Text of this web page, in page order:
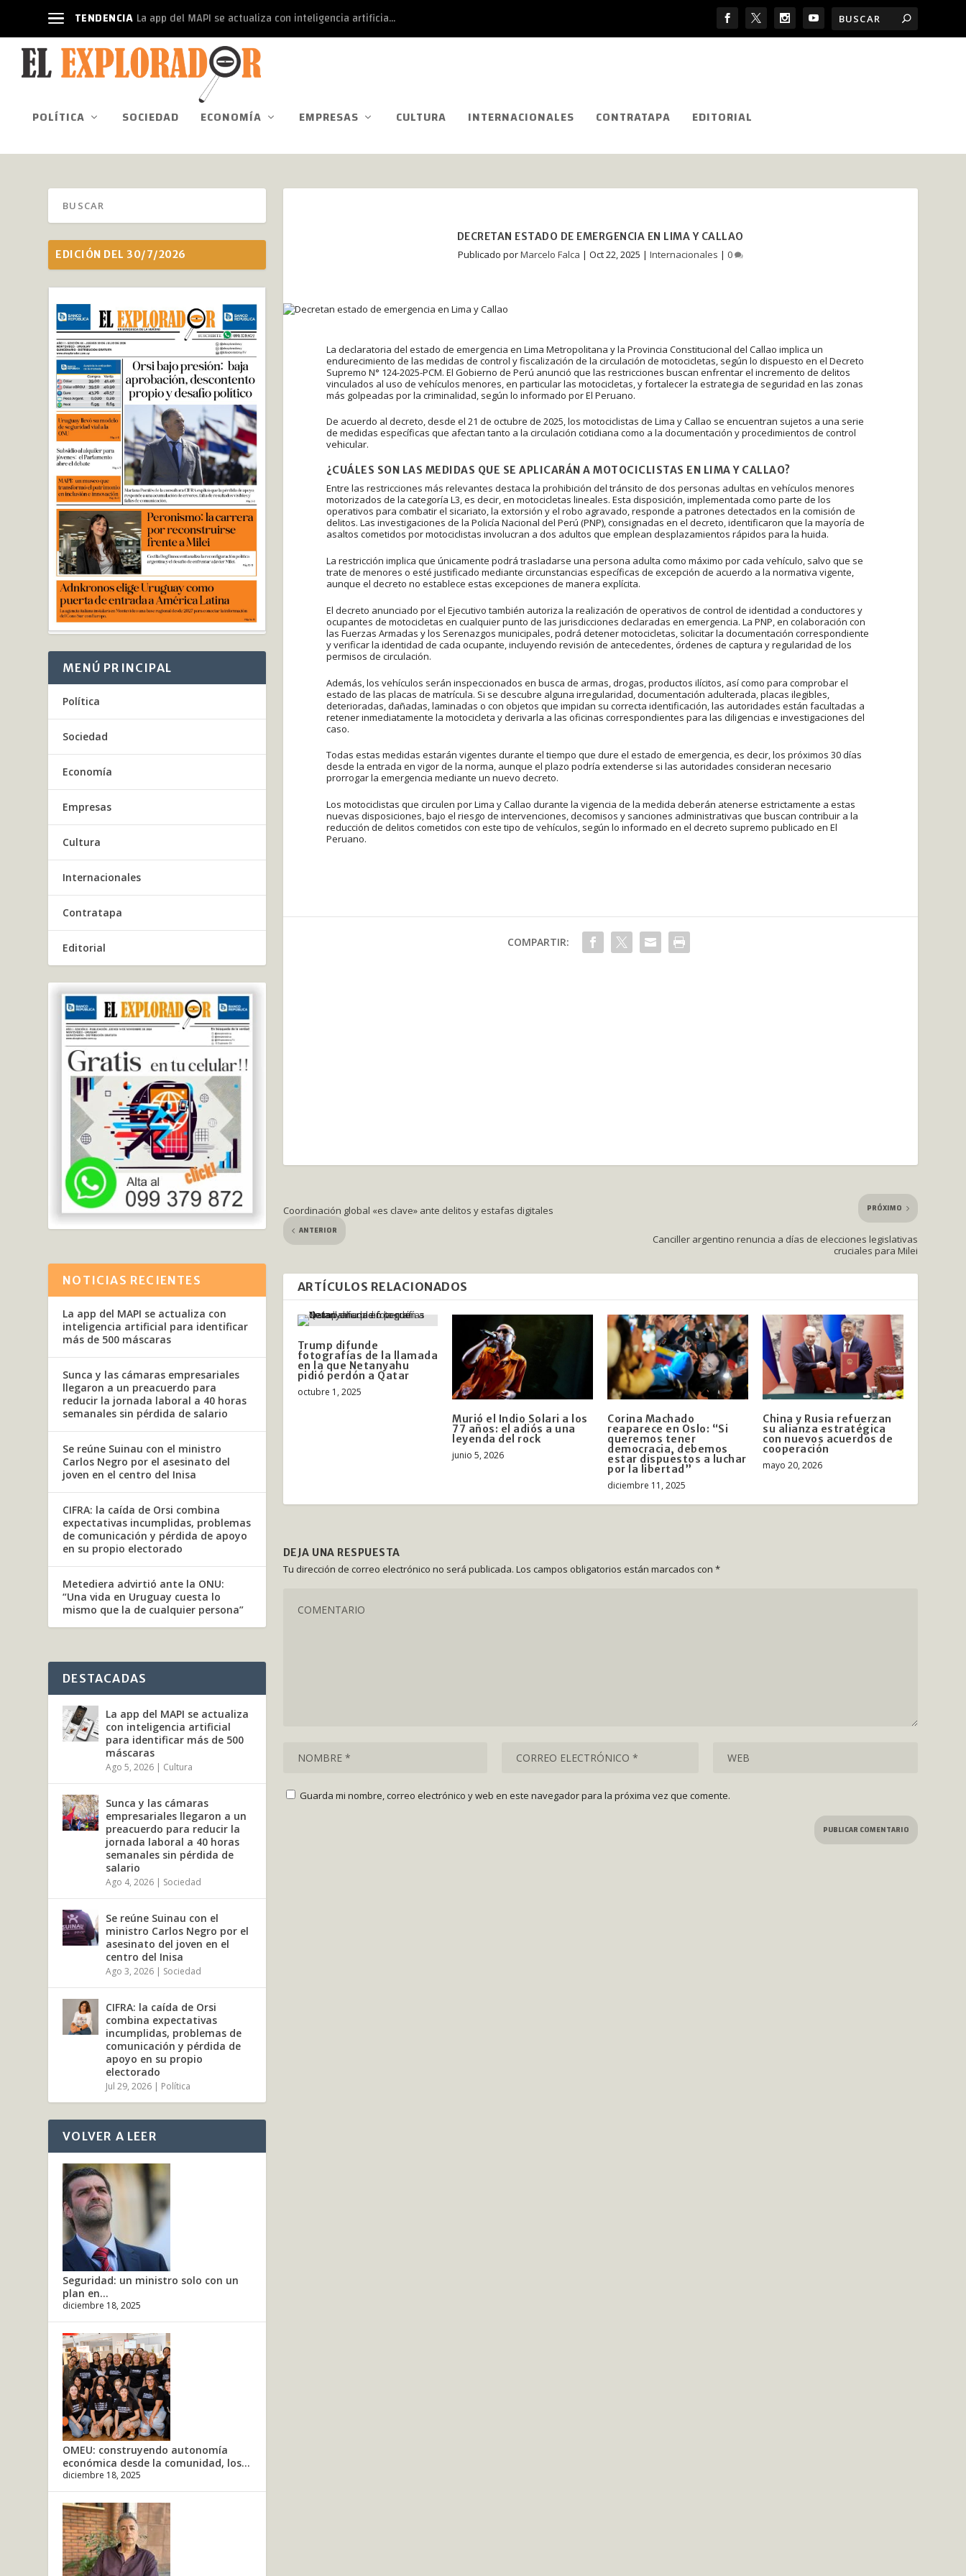
TENDENCIA La app del MAPI se actualiza con inteligencia artificia...
POLÍTICA SOCIEDAD ECONOMÍA EMPRESAS CULTURA INTERNACIONALES CONTRATAPA EDITORIAL
DECRETAN ESTADO DE EMERGENCIA EN LIMA Y CALLAO
Publicado porMarcelo Falca | Oct 22, 2025 | Internacionales | 0
La declaratoria del estado de emergencia en Lima Metropolitana y la Provincia Constitucional del Callao implica un
endurecimiento de las medidas de control y fiscalización de la circulación de motocicletas, según lo dispuesto en el Decreto
Supremo N° 124-2025-PCM. El Gobierno de Perú anunció que las restricciones buscan enfrentar el incremento de delitos
vinculados al uso de vehículos menores, en particular las motocicletas, y fortalecer la estrategia de seguridad en las zonas
más golpeadas por la criminalidad, según lo informado por El Peruano.
De acuerdo al decreto, desde el 21 de octubre de 2025, los motociclistas de Lima y Callao se encuentran sujetos a una serie
de medidas específicas que afectan tanto a la circulación cotidiana como a la documentación y procedimientos de control
vehicular.
¿CUÁLES SON LAS MEDIDAS QUE SE APLICARÁN A MOTOCICLISTAS EN LIMA Y CALLAO?
Entre las restricciones más relevantes destaca la prohibición del tránsito de dos personas adultas en vehículos menores
motorizados de la categoría L3, es decir, en motocicletas lineales. Esta disposición, implementada como parte de los
operativos para combatir el sicariato, la extorsión y el robo agravado, responde a patrones detectados en la comisión de
delitos. Las investigaciones de la Policía Nacional del Perú (PNP), consignadas en el decreto, identificaron que la mayoría de
asaltos cometidos por motociclistas involucran a dos adultos que emplean desplazamientos rápidos para la huida.
La restricción implica que únicamente podrá trasladarse una persona adulta como máximo por cada vehículo, salvo que se
trate de menores o esté justificado mediante circunstancias específicas de excepción de acuerdo a la normativa vigente,
aunque el decreto no establece estas excepciones de manera explícita.
El decreto anunciado por el Ejecutivo también autoriza la realización de operativos de control de identidad a conductores y
ocupantes de motocicletas en cualquier punto de las jurisdicciones declaradas en emergencia. La PNP, en colaboración con
las Fuerzas Armadas y los Serenazgos municipales, podrá detener motocicletas, solicitar la documentación correspondiente
y verificar la identidad de cada ocupante, incluyendo revisión de antecedentes, órdenes de captura y regularidad de los
permisos de circulación.
Además, los vehículos serán inspeccionados en busca de armas, drogas, productos ilícitos, así como para comprobar el
estado de las placas de matrícula. Si se descubre alguna irregularidad, documentación adulterada, placas ilegibles,
deterioradas, dañadas, laminadas o con objetos que impidan su correcta identificación, las autoridades están facultadas a
retener inmediatamente la motocicleta y derivarla a las oficinas correspondientes para las diligencias e investigaciones del
caso.
Todas estas medidas estarán vigentes durante el tiempo que dure el estado de emergencia, es decir, los próximos 30 días
desde la entrada en vigor de la norma, aunque el plazo podría extenderse si las autoridades consideran necesario
prorrogar la emergencia mediante un nuevo decreto.
Los motociclistas que circulen por Lima y Callao durante la vigencia de la medida deberán atenerse estrictamente a estas
nuevas disposiciones, bajo el riesgo de intervenciones, decomisos y sanciones administrativas que buscan contribuir a la
reducción de delitos cometidos con este tipo de vehículos, según lo informado en el decreto supremo publicado en El
Peruano.
COMPARTIR:
Coordinación global «es clave» ante delitos y estafas digitales
ANTERIOR
PRÓXIMO
Canciller argentino renuncia a días de elecciones legislativas
cruciales para Milei
ARTÍCULOS RELACIONADOS
Trump difunde
fotografías de la llamada
en la que Netanyahu
pidió perdón a Qatar
octubre 1, 2025
Murió el Indio Solari a los
77 años: el adiós a una
leyenda del rock
junio 5, 2026
Corina Machado
reaparece en Oslo: “Si
queremos tener
democracia, debemos
estar dispuestos a luchar
por la libertad”
diciembre 11, 2025
China y Rusia refuerzan
su alianza estratégica
con nuevos acuerdos de
cooperación
mayo 20, 2026
DEJA UNA RESPUESTA
Tu dirección de correo electrónico no será publicada. Los campos obligatorios están marcados con *
Guarda mi nombre, correo electrónico y web en este navegador para la próxima vez que comente.
EDICIÓN DEL 30/7/2026
MENÚ PRINCIPAL
Política
Sociedad
Economía
Empresas
Cultura
Internacionales
Contratapa
Editorial
NOTICIAS RECIENTES
La app del MAPI se actualiza con
inteligencia artificial para identificar
más de 500 máscaras
Sunca y las cámaras empresariales
llegaron a un preacuerdo para
reducir la jornada laboral a 40 horas
semanales sin pérdida de salario
Se reúne Suinau con el ministro
Carlos Negro por el asesinato del
joven en el centro del Inisa
CIFRA: la caída de Orsi combina
expectativas incumplidas, problemas
de comunicación y pérdida de apoyo
en su propio electorado
Metediera advirtió ante la ONU:
“Una vida en Uruguay cuesta lo
mismo que la de cualquier persona”
DESTACADAS
La app del MAPI se actualiza
con inteligencia artificial
para identificar más de 500
máscaras
Ago 5, 2026 | Cultura
Sunca y las cámaras
empresariales llegaron a un
preacuerdo para reducir la
jornada laboral a 40 horas
semanales sin pérdida de
salario
Ago 4, 2026 | Sociedad
Se reúne Suinau con el
ministro Carlos Negro por el
asesinato del joven en el
centro del Inisa
Ago 3, 2026 | Sociedad
CIFRA: la caída de Orsi
combina expectativas
incumplidas, problemas de
comunicación y pérdida de
apoyo en su propio
electorado
Jul 29, 2026 | Política
VOLVER A LEER
Seguridad: un ministro solo con un
plan en...
diciembre 18, 2025
OMEU: construyendo autonomía
económica desde la comunidad, los...
diciembre 18, 2025